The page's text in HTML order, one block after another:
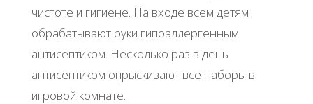
чистоте и гигиене. На входе всем детям
обрабатывают руки гипоаллергенным
антисептиком. Несколько раз в день
антисептиком опрыскивают все наборы в
игровой комнате.